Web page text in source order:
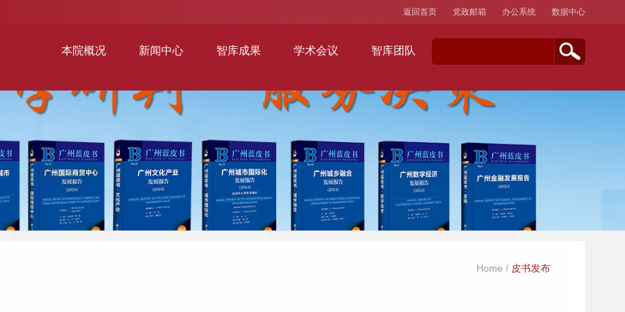
本院概况 新闻中心 智库成果 学术会议 智库团队
返回首页 党政邮箱 办公系统 数据中心
Home / 皮书发布